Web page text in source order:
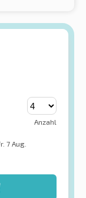
Anzahl
7 Aug.